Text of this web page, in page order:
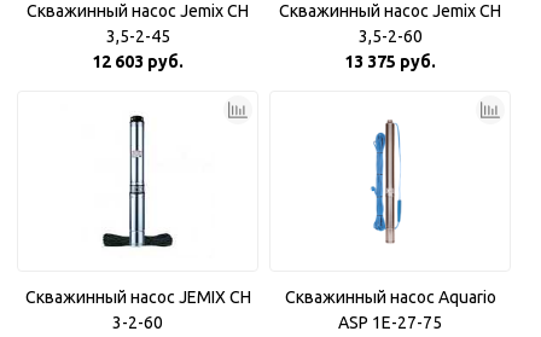
Скважинный насос Jemix CH
3,5-2-45
12 603 руб.
Скважинный насос Jemix CH
3,5-2-60
13 375 руб.
Скважинный насос JEMIX CH
3-2-60
Скважинный насос Aquario
ASP 1E-27-75